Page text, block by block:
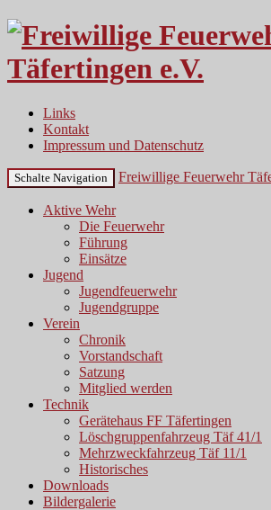
Links
Kontakt
Impressum und Datenschutz
Schalte Navigation Freiwillige Feuerwehr
Aktive Wehr
Die Feuerwehr
Führung
Einsätze
Jugend
Jugendfeuerwehr
Jugendgruppe
Verein
Chronik
Vorstandschaft
Satzung
Mitglied werden
Technik
Gerätehaus FF Täfertingen
Löschgruppenfahrzeug Täf 41/1
Mehrzweckfahrzeug Täf 11/1
Historisches
Downloads
Bildergalerie